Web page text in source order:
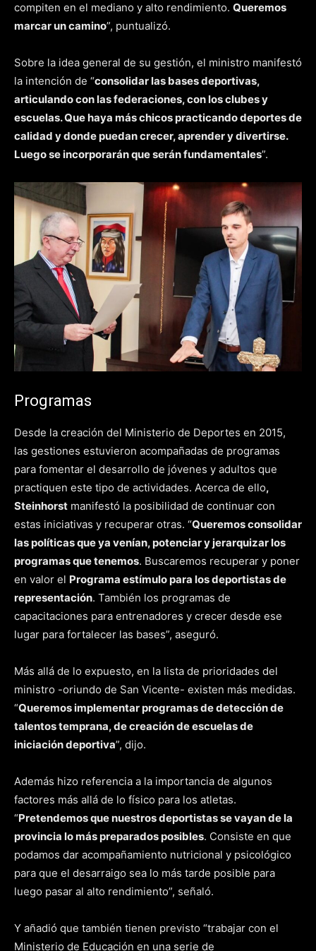
compiten en el mediano y alto rendimiento. Queremos
marcar un camino”, puntualizó.
Sobre la idea general de su gestión, el ministro manifestó
la intención de “consolidar las bases deportivas,
articulando con las federaciones, con los clubes y
escuelas. Que haya más chicos practicando deportes de
calidad y donde puedan crecer, aprender y divertirse.
Luego se incorporarán que serán fundamentales”.
Programas
Desde la creación del Ministerio de Deportes en 2015,
las gestiones estuvieron acompañadas de programas
para fomentar el desarrollo de jóvenes y adultos que
practiquen este tipo de actividades. Acerca de ello,
Steinhorst manifestó la posibilidad de continuar con
estas iniciativas y recuperar otras. “Queremos consolidar
las políticas que ya venían, potenciar y jerarquizar los
programas que tenemos. Buscaremos recuperar y poner
en valor el Programa estímulo para los deportistas de
representación. También los programas de
capacitaciones para entrenadores y crecer desde ese
lugar para fortalecer las bases”, aseguró.
Más allá de lo expuesto, en la lista de prioridades del
ministro -oriundo de San Vicente- existen más medidas.
“Queremos implementar programas de detección de
talentos temprana, de creación de escuelas de
iniciación deportiva”, dijo.
Además hizo referencia a la importancia de algunos
factores más allá de lo físico para los atletas.
“Pretendemos que nuestros deportistas se vayan de la
provincia lo más preparados posibles. Consiste en que
podamos dar acompañamiento nutricional y psicológico
para que el desarraigo sea lo más tarde posible para
luego pasar al alto rendimiento”, señaló.
Y añadió que también tienen previsto “trabajar con el
Ministerio de Educación en una serie de